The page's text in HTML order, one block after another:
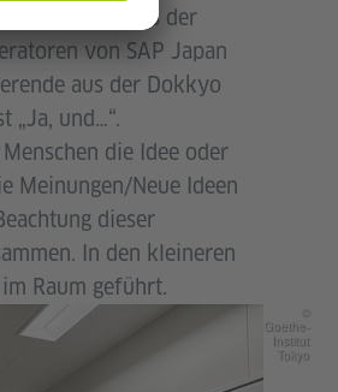
aus der
von SAP Japan
aus der Dokkyo
„Ja, und…“.
die Idee oder
Meinungen/Neue Ideen
dieser
In den kleineren
Raum geführt.
Goethe-
Institut
Tokyo